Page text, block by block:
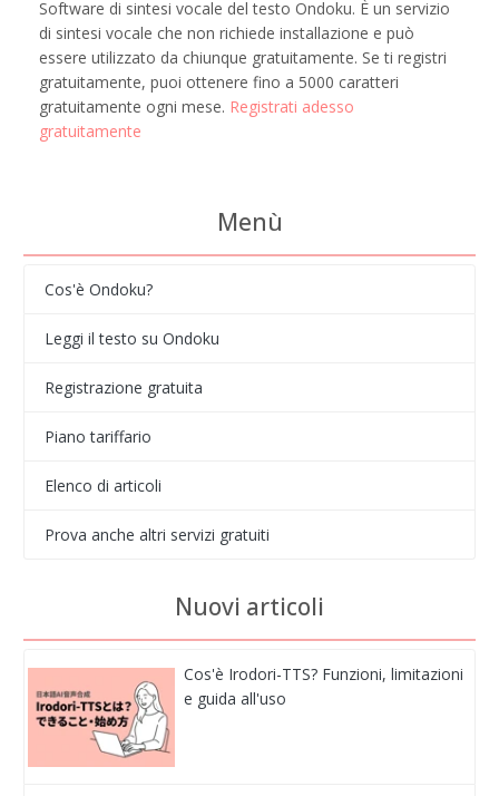
Software di sintesi vocale del testo Ondoku. È un servizio
di sintesi vocale che non richiede installazione e può
essere utilizzato da chiunque gratuitamente. Se ti registri
gratuitamente, puoi ottenere fino a 5000 caratteri
gratuitamente ogni mese. Registrati adesso
gratuitamente
Menù
Cos'è Ondoku?
Leggi il testo su Ondoku
Registrazione gratuita
Piano tariffario
Elenco di articoli
Prova anche altri servizi gratuiti
Nuovi articoli
Cos'è Irodori-TTS? Funzioni, limitazioni
e guida all'uso